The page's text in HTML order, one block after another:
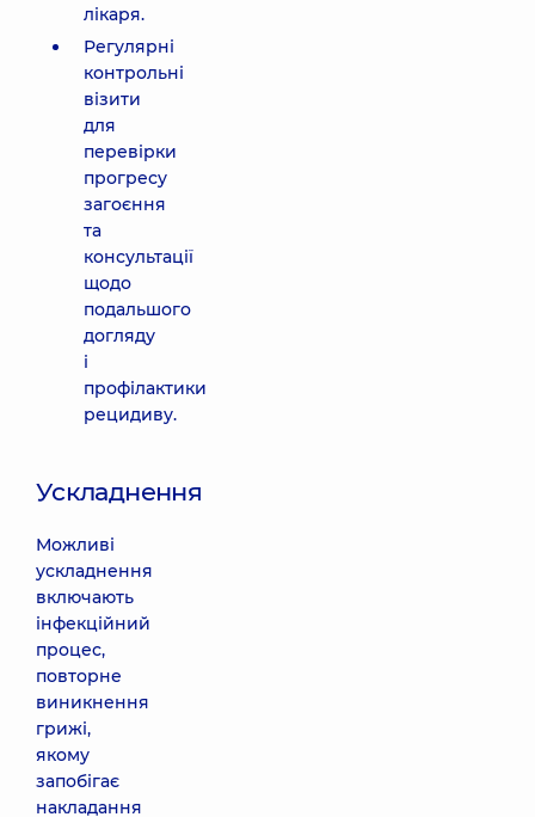
лікаря.
Регулярні
контрольні
візити
для
перевірки
прогресу
загоєння
та
консультації
щодо
подальшого
догляду
і
профілактики
рецидиву.
Ускладнення
Можливі
ускладнення
включають
інфекційний
процес,
повторне
виникнення
грижі,
якому
запобігає
накладання